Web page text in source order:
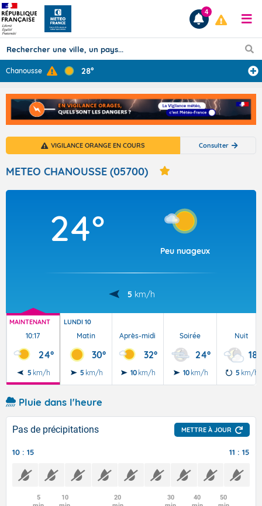
Prévisions
TOUS LES RÉSULTATS
Articles
4
Chanousse 28°
VIGILANCE ORANGE EN COURS Consulter
METEO CHANOUSSE (05700)
24°
Peu nuageux
5 km/h
MAINTENANT
10:17
24°
5 km/h
LUNDI 10
Matin
30°
5 km/h
Après-midi
32°
10 km/h
Soirée
24°
10 km/h
Nuit
18°
5 km/h
Pluie dans l'heure
Pas de précipitations METTRE À JOUR
10 : 15 11 : 15
5
10
20
30
40
50